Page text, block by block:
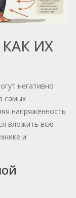
ИХ
негативно
самых
напряжённость
вложить всю
и